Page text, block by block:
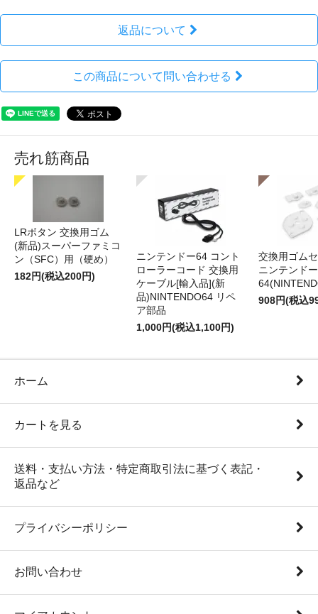
返品について
この商品について問い合わせる
売れ筋商品
LRボタン 交換用ゴム
(新品)スーパーファミコ
ン（SFC）用（硬め）
182円(税込200円)
ニンテンドー64 コント
ローラーコード 交換用
ケーブル[輸入品](新
品)NINTENDO64 リペ
ア部品
1,000円(税込1,100円)
交換用ゴム
ニンテンドー
908円(税込
ホーム
カートを見る
送料・支払い方法・特定商取引法に基づく表記・
返品など
プライバシーポリシー
お問い合わせ